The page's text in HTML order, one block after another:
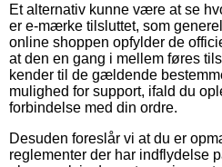
Et alternativ kunne være at se
er e-mærke tilsluttet, som
online shoppen opfylder de
at den en gang i mellem føres
kender til de gældende
mulighed for support, ifald du
forbindelse med din ordre.
Desuden foreslår vi at du er
reglementer der har indflydelse